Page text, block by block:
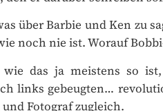
über Barbie und Ken zu
noch nie ist. Worauf
das ja meistens so
links gebeugten…
Fotograf zugleich.